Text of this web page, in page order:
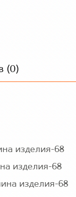
(0)
изделия-68
изделия-68
изделия-68